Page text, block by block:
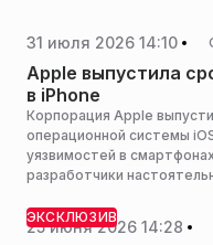
31 июля 2026 14:10
Apple выпустила
в iPhone
Корпорация Apple
операционной системы
уязвимостей в
разработчики
выявленные бреши в
конфиденциальных
ЭКСКЛЮЗИВ
25 июня 2026 14:28